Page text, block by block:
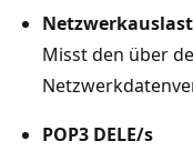
Misst den über
POP3 DELE/s